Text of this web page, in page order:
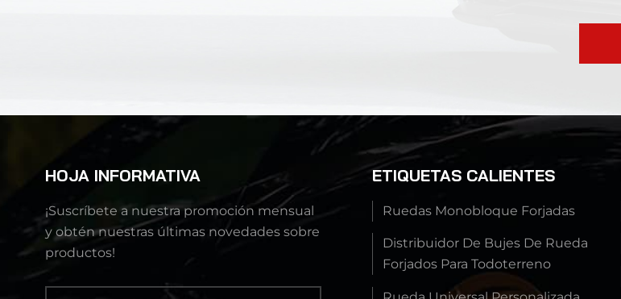
HOJA INFORMATIVA
¡Suscríbete a nuestra promoción mensual
y obtén nuestras últimas novedades sobre
productos!
ETIQUETAS CALIENTES
Ruedas Monobloque Forjadas
Distribuidor De Bujes De Rueda
Forjados Para Todoterreno